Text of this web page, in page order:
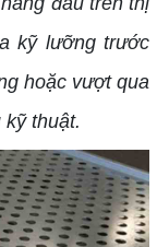
kỹ lưỡng trước
hoặc vượt qua
thuật.